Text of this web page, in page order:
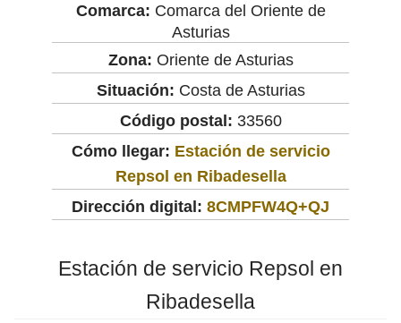
Comarca: Comarca del Oriente de
Asturias
Zona: Oriente de Asturias
Situación: Costa de Asturias
Código postal: 33560
Cómo llegar: Estación de servicio
Repsol en Ribadesella
Dirección digital: 8CMPFW4Q+QJ
Estación de servicio Repsol en
Ribadesella